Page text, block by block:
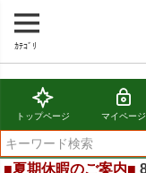
ｶﾃｺﾞﾘ
トップページ マイページ
■夏期休暇のご案内■